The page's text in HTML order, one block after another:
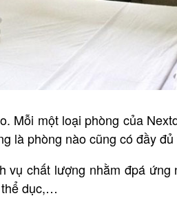
Mỗi một loại phòng của
là phòng nào cũng có đầy
vụ chất lượng nhằm đpá
thể dục,…